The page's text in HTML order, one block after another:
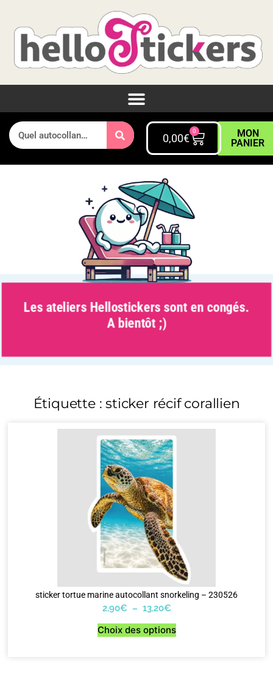
0,00€
0
MON
PANIER
Les ateliers Hellostickers sont en congés.
A bientôt ;)
Étiquette : sticker récif corallien
sticker tortue marine autocollant snorkeling – 230526
2,90€ – 13,20€
Choix des options